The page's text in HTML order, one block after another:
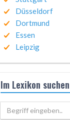
Düsseldorf
Dortmund
Essen
Leipzig
Im Lexikon suchen
Begriff eingeben..